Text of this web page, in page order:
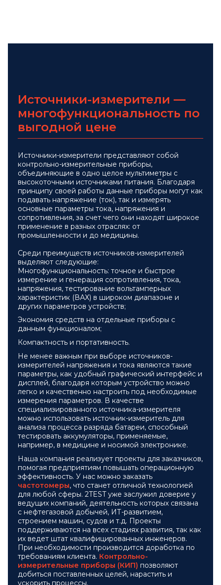
Источники-измерители —
многофункциональность по
выгодной цене
Источники-измерители представляют собой
контрольно-измерительные приборы,
объединяющие в одно целое мультиметры с
высокоточными источниками питания. Благодаря
принципу своей работы данные приборы могут как
подавать напряжение (ток), так и измерять
основные параметры тока, напряжения и
сопротивления, за счет чего они находят широкое
применение в разных отраслях: от
промышленности и до медицины.
Среди преимуществ источников-измерителей
выделяют следующие:
Многофункциональность: точное и быстрое
измерение и генерация сопротивления, тока,
напряжения, тестирование вольтамперных
характеристик (ВАХ) в широком диапазоне и
других параметров устройств;
Экономия средств на отдельные приборы с
данным функционалом;
Компактность и портативность.
Не менее важным при выборе источников-
измерителей напряжения и тока являются такие
параметры, как удобный графический интерфейс и
дисплей, благодаря которым устройство можно
легко и качественно настроить под необходимые
измерения параметров. В качестве
специализированного источника-измерителя
можно использовать источник-измеритель для
анализа процесса разряда батареи, способный
тестировать аккумуляторы, применяемые,
например, в медицине и носимой электронике.
Наша компания реализует проекты для заказчиков,
помогая предприятиям повышать операционную
эффективность. У нас можно заказать
частотомеры, что станет отличной технологией
для любой сферы. 2TEST уже заслужил доверие у
ведущих компаний, деятельность которых связана
с нефтегазовой добычей, ИТ-развитием,
строением машин, судов и т.д. Проекты
поддерживаются на всех стадиях развития, так как
их ведет штат квалифицированных инженеров.
При необходимости производится доработка по
требованиям клиента. Контрольно-
измерительные приборы (КИП) позволяют
добиться поставленных целей, нарастить и